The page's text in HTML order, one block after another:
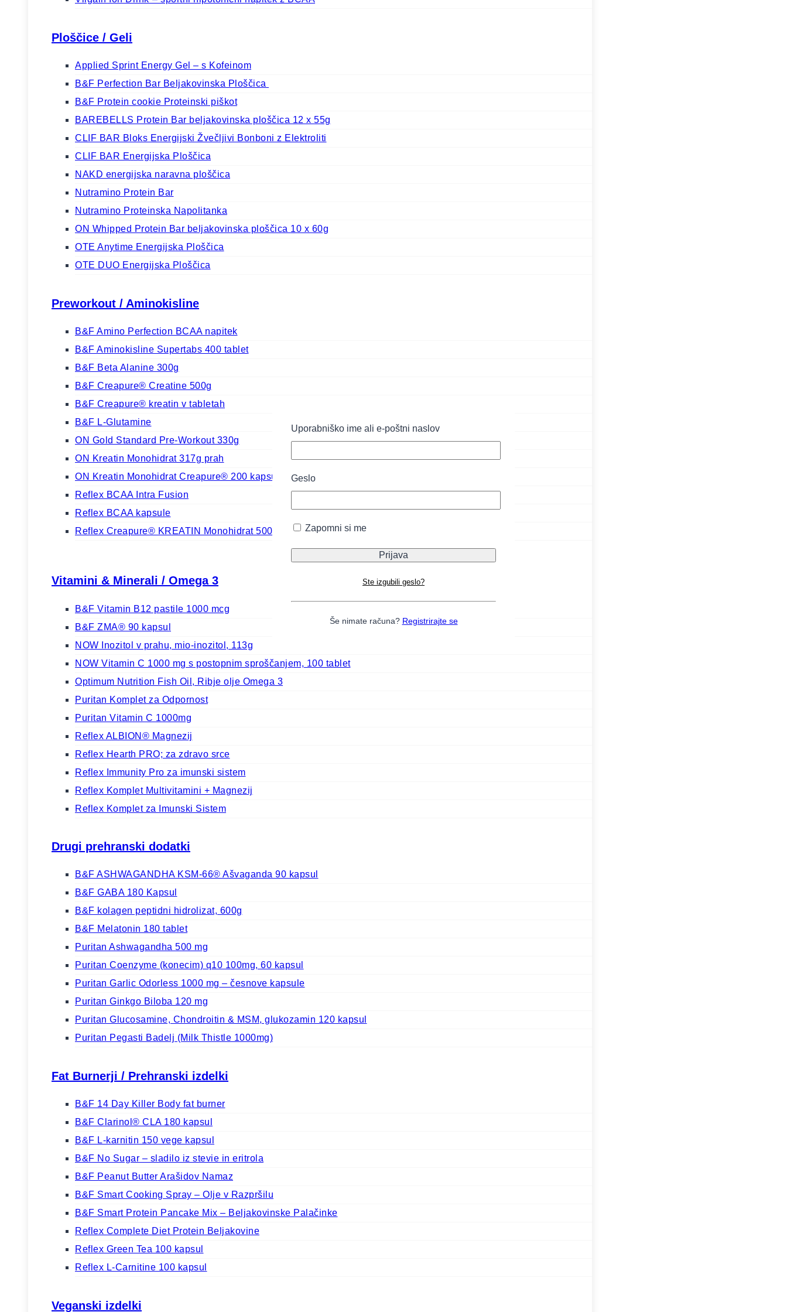
Ploščice / Geli
Applied Sprint Energy Gel – s Kofeinom
B&F Perfection Bar Beljakovinska Ploščica
B&F Protein cookie Proteinski piškot
BAREBELLS Protein Bar beljakovinska ploščica 12 x 55g
CLIF BAR Bloks Energijski Žvečljivi Bonboni z Elektroliti
CLIF BAR Energijska Ploščica
NAKD energijska naravna ploščica
Nutramino Protein Bar
Nutramino Proteinska Napolitanka
ON Whipped Protein Bar beljakovinska ploščica 10 x 60g
OTE Anytime Energijska Ploščica
OTE DUO Energijska Ploščica
Preworkout / Aminokisline
B&F Amino Perfection BCAA napitek
B&F Aminokisline Supertabs 400 tablet
B&F Beta Alanine 300g
B&F Creapure® Creatine 500g
B&F Creapure® kreatin v tabletah
B&F L-Glutamine
ON Gold Standard Pre-Workout 330g
ON Kreatin Monohidrat 317g prah
ON Kreatin Monohidrat Creapure® 200 kapsul
Reflex BCAA Intra Fusion
Reflex BCAA kapsule
Reflex Creapure® KREATIN Monohidrat 500g
Vitamini & Minerali / Omega 3
B&F Vitamin B12 pastile 1000 mcg
B&F ZMA® 90 kapsul
NOW Inozitol v prahu, mio-inozitol, 113g
NOW Vitamin C 1000 mg s postopnim sproščanjem, 100 tablet
Optimum Nutrition Fish Oil, Ribje olje Omega 3
Puritan Komplet za Odpornost
Puritan Vitamin C 1000mg
Reflex ALBION® Magnezij
Reflex Hearth PRO; za zdravo srce
Reflex Immunity Pro za imunski sistem
Reflex Komplet Multivitamini + Magnezij
Reflex Komplet za Imunski Sistem
Drugi prehranski dodatki
B&F ASHWAGANDHA KSM-66® Ašvaganda 90 kapsul
B&F GABA 180 Kapsul
B&F kolagen peptidni hidrolizat, 600g
B&F Melatonin 180 tablet
Puritan Ashwagandha 500 mg
Puritan Coenzyme (konecim) q10 100mg, 60 kapsul
Puritan Garlic Odorless 1000 mg – česnove kapsule
Puritan Ginkgo Biloba 120 mg
Puritan Glucosamine, Chondroitin & MSM, glukozamin 120 kapsul
Puritan Pegasti Badelj (Milk Thistle 1000mg)
Fat Burnerji / Prehranski izdelki
B&F 14 Day Killer Body fat burner
B&F Clarinol® CLA 180 kapsul
B&F L-karnitin 150 vege kapsul
B&F No Sugar – sladilo iz stevie in eritrola
B&F Peanut Butter Arašidov Namaz
B&F Smart Cooking Spray – Olje v Razpršilu
B&F Smart Protein Pancake Mix – Beljakovinske Palačinke
Reflex Complete Diet Protein Beljakovine
Reflex Green Tea 100 kapsul
Reflex L-Carnitine 100 kapsul
Veganski izdelki
Uporabniško ime ali e-poštni naslov
Geslo
Zapomni si me
Ste izgubili geslo?
Še nimate računa? Registrirajte se